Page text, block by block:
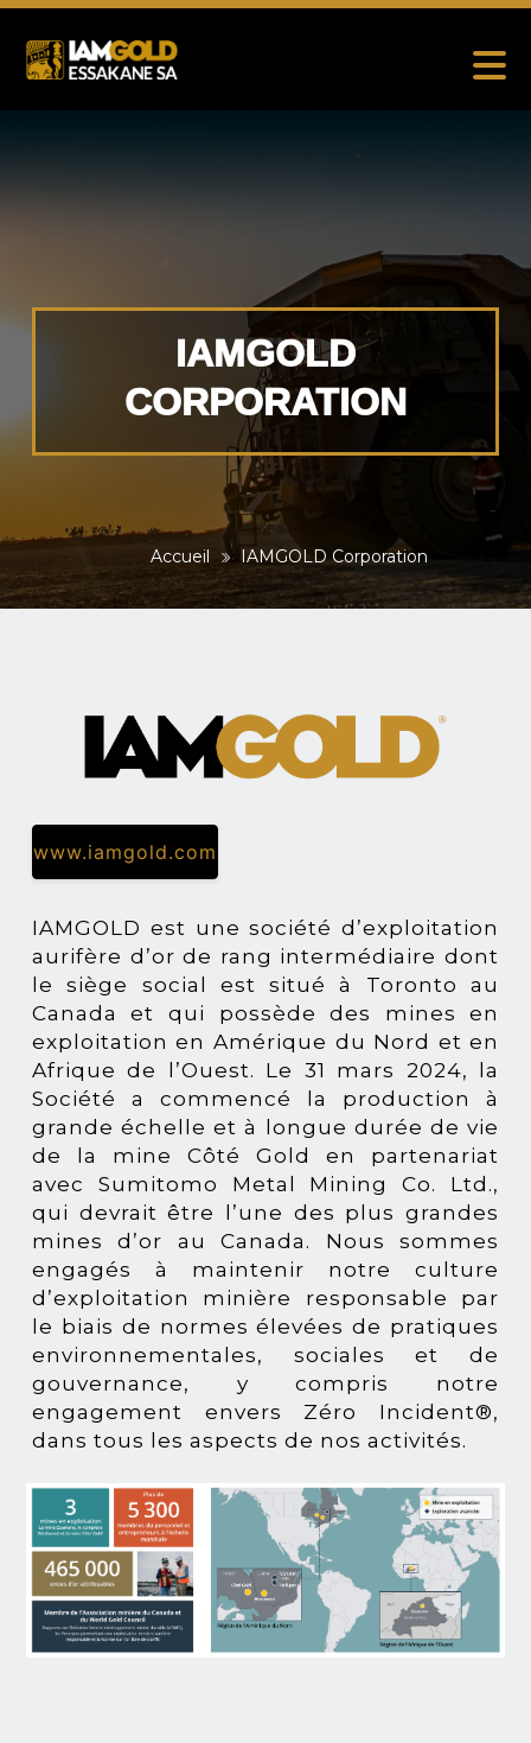
IAMGOLD
CORPORATION
Accueil IAMGOLD Corporation
www.iamgold.com
IAMGOLD est une société d’exploitation
aurifère d’or de rang intermédiaire dont
le siège social est situé à Toronto au
Canada et qui possède des mines en
exploitation en Amérique du Nord et en
Afrique de l’Ouest. Le 31 mars 2024, la
Société a commencé la production à
grande échelle et à longue durée de vie
de la mine Côté Gold en partenariat
avec Sumitomo Metal Mining Co. Ltd.,
qui devrait être l’une des plus grandes
mines d’or au Canada. Nous sommes
engagés à maintenir notre culture
d’exploitation minière responsable par
le biais de normes élevées de pratiques
environnementales, sociales et de
gouvernance, y compris notre
engagement envers Zéro Incident®,
dans tous les aspects de nos activités.